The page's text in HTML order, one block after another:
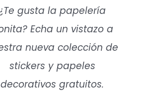
gusta la papelería
Echa un vistazo a
nueva colección de
stickers y papeles
decorativos gratuitos.